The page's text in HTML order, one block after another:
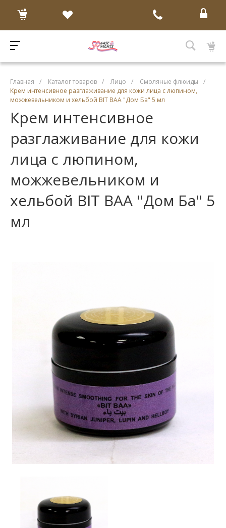
Главная / Каталог товаров / Лицо / Смоляные флюиды
/
Крем интенсивное разглаживание для кожи лица с люпином,
можжевельником и хельбой BIT BAA "Дом Ба" 5 мл
Крем интенсивное
разглаживание для кожи
лица с люпином,
можжевельником и
хельбой BIT BAA "Дом Ба" 5
мл